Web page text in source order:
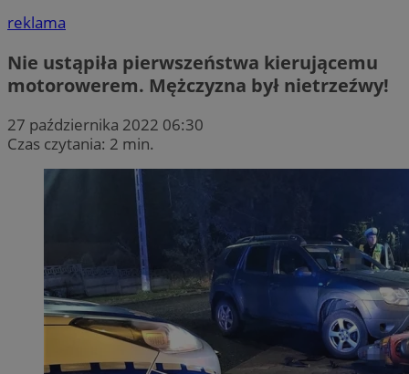
reklama
Nie ustąpiła pierwszeństwa kierującemu
motorowerem. Mężczyzna był nietrzeźwy!
27 października 2022 06:30
Czas czytania: 2 min.